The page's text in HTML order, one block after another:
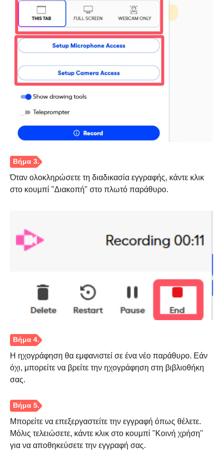
Βήμα 1.
Όταν ολοκληρώσετε τη διαδικασία εγγραφής, κάντε κλικ
στο κουμπί "Διακοπή" στο πλωτό παράθυρο.
Η ηχογράφηση θα εμφανιστεί σε ένα νέο παράθυρο. Εάν
όχι, μπορείτε να βρείτε την ηχογράφηση στη βιβλιοθήκη
σας.
Μπορείτε να επεξεργαστείτε την εγγραφή όπως θέλετε.
Μόλις τελειώσετε, κάντε κλικ στο κουμπί "Κοινή χρήση"
για να αποθηκεύσετε την εγγραφή σας.